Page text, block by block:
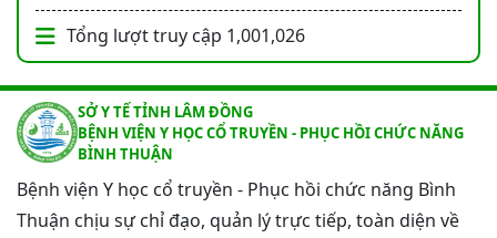
Tổng lượt truy cập 1,001,026
SỞ Y TẾ TỈNH LÂM ĐỒNG
BỆNH VIỆN Y HỌC CỔ TRUYỀN - PHỤC HỒI CHỨC NĂNG
BÌNH THUẬN
Bệnh viện Y học cổ truyền - Phục hồi chức năng Bình
Thuận chịu sự chỉ đạo, quản lý trực tiếp, toàn diện về